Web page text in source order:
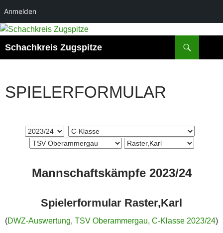
Anmelden
Zum
springen
Schachkreis Zugspitze
SPIELERFORMULAR
Mannschaftskämpfe 2023/24
Spielerformular Raster,Karl
(DWZ-Auswertung, TSV Oberammergau, C-Klasse 2023/24)